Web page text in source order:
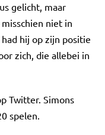
gelicht, maar
niet in
hij op zijn positie
zich, die allebei in
Twitter. Simons
spelen.